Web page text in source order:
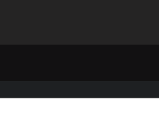
Cáceres